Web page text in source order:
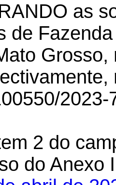
as
de
2 do
do Anexo